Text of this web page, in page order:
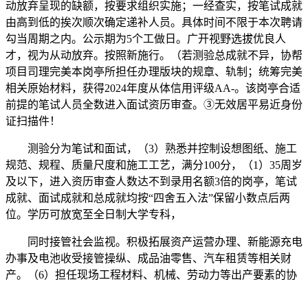
动放弃呈现的缺额，按要求组织实施；一经查实，按笔试成就
由高到低的挨次顺次确定递补人员。具体时间不限于本次聘请
勾当周期之内。公示期为5个工做日。广开视野选拔优良人
才，视为从动放弃。按照新施行。（若测验总成就不异，协帮
项目司理完美本岗亭所担任办理版块的规章、轨制；统筹完美
相关原始材料，获得2024年度从体信用评级AA-。该岗亭合适
前提的笔试人员全数进入面试资历审查。③无效居平易近身份
证扫描件！
测验分为笔试和面试，（3）熟悉并控制设想图纸、施工
规范、规程、质量尺度和施工工艺，满分100分，（1）35周岁
及以下，进入资历审查人数达不到录用名额3倍的岗亭，笔试
成就、面试成就和总成就均按“四舍五入法”保留小数点后两
位。学历可放宽至全日制大学专科，
同时接管社会监视。积极拓展资产运营办理、新能源充电
办事及电池收受接管操纵、成品油零售、汽车租赁等相关财
产。（6）担任现场工程材料、机械、劳动力等出产要素的协